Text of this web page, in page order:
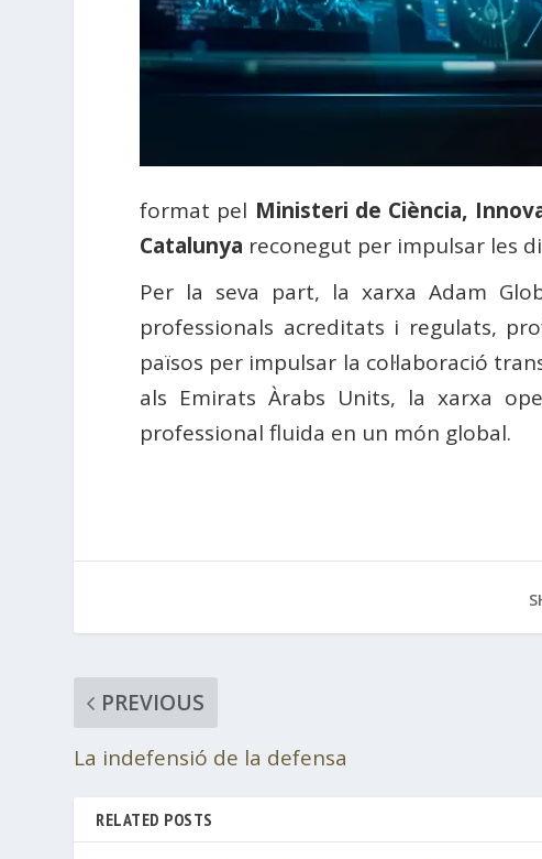
format pel Ministeri de Ciència,
Catalunya reconegut per impulsar les
Per la seva part, la xarxa Adam
professionals acreditats i regulats,
països per impulsar la col·laboració
als Emirats Àrabs Units, la xarxa
professional fluida en un món global.
PREVIOUS
La indefensió de la defensa
RELATED POSTS